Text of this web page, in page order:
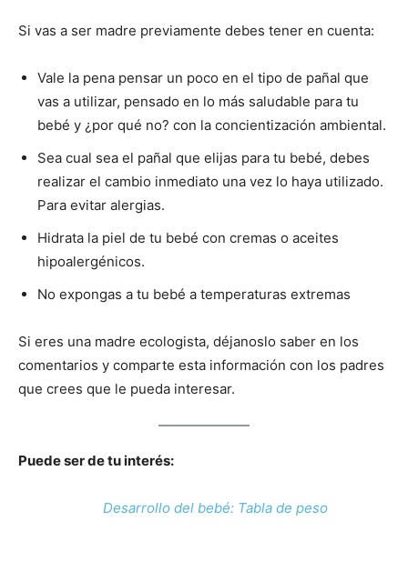
Si vas a ser madre previamente debes tener en cuenta:
Vale la pena pensar un poco en el tipo de pañal que
vas a utilizar, pensado en lo más saludable para tu
bebé y ¿por qué no? con la concientización ambiental.
Sea cual sea el pañal que elijas para tu bebé, debes
realizar el cambio inmediato una vez lo haya utilizado.
Para evitar alergias.
Hidrata la piel de tu bebé con cremas o aceites
hipoalergénicos.
No expongas a tu bebé a temperaturas extremas
Si eres una madre ecologista, déjanoslo saber en los
comentarios y comparte esta información con los padres
que crees que le pueda interesar.
Puede ser de tu interés:
Desarrollo del bebé: Tabla de peso